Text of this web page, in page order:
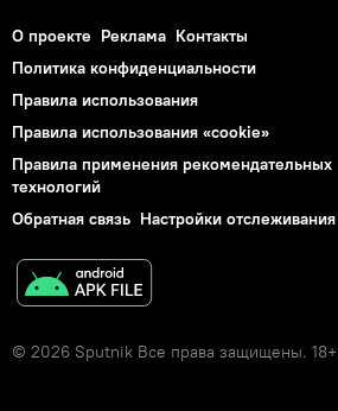
О проекте Реклама Контакты
Политика конфиденциальности
Правила использования
Правила использования «cookie»
Правила применения рекомендательных
технологий
Обратная связь Настройки отслеживания
© 2026 Sputnik Все права защищены. 18+